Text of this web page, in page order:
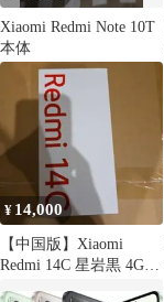
Xiaomi Redmi Note 10T
本体
¥ 14,000
【中国版】Xiaomi
Redmi 14C 星岩黒 4GB